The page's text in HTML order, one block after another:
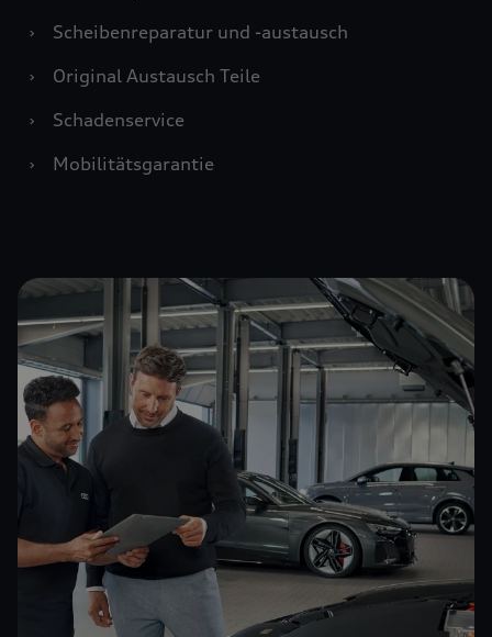
›
Scheibenreparatur und -austausch
›
Original Austausch Teile
›
Schadenservice
›
Mobilitätsgarantie